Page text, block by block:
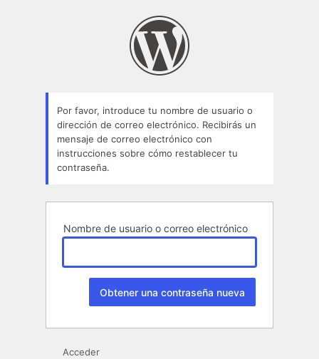
Por favor, introduce tu nombre de usuario o
dirección de correo electrónico. Recibirás un
mensaje de correo electrónico con
instrucciones sobre cómo restablecer tu
contraseña.
Nombre de usuario o correo electrónico
Acceder